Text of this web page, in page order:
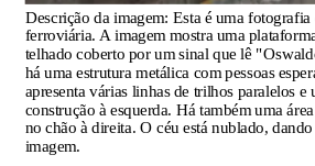
Descrição da imagem: Esta é uma fotografia
ferroviária. A imagem mostra uma
telhado coberto por um sinal que lê
há uma estrutura metálica com pessoas
apresenta várias linhas de trilhos paralelos e
construção à esquerda. Há também uma
no chão à direita. O céu está nublado,
imagem.